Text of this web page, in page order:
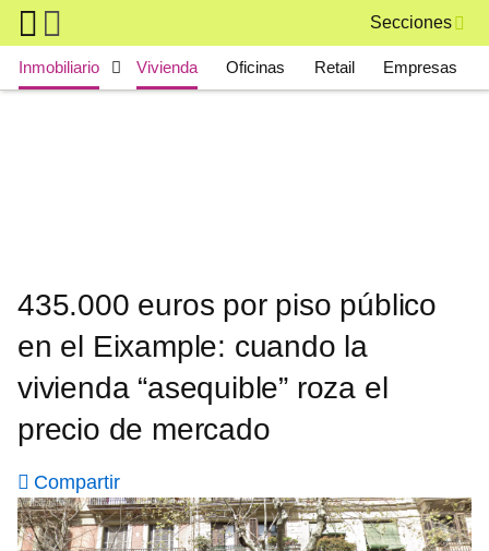
Skip to main content
Secciones
Main navigation
Inmobiliario Vivienda Oficinas Retail Empresas
435.000 euros por piso público
en el Eixample: cuando la
vivienda “asequible” roza el
precio de mercado
Compartir